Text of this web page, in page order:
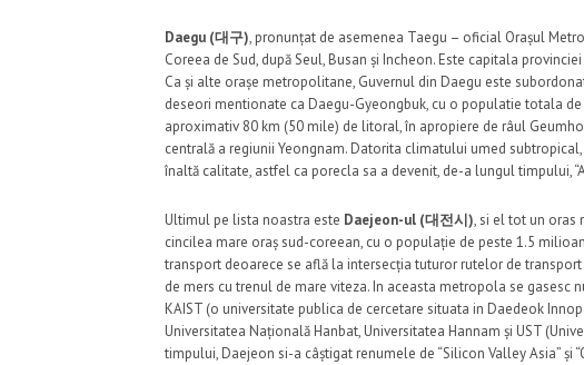
Daegu (대구), pronunțat de asemenea Taegu – oficial Orașul
Coreea de Sud, după Seul, Busan și Incheon. Este capitala
Ca și alte orașe metropolitane, Guvernul din Daegu este
deseori mentionate ca Daegu-Gyeongbuk, cu o populatie totala
aproximativ 80 km (50 mile) de litoral, în apropiere de râul
centrală a regiunii Yeongnam. Datorita climatului umed
înaltă calitate, astfel ca porecla sa a devenit, de-a lungul timpului,
Ultimul pe lista noastra este Daejeon-ul (대전시), si el tot un oras
cincilea mare oraș sud-coreean, cu o populație de peste 1.5
transport deoarece se află la intersecția tuturor rutelor de
de mers cu trenul de mare viteza. In aceasta metropola se gasesc
KAIST (o universitate publica de cercetare situata in Daedeok
Universitatea Națională Hanbat, Universitatea Hannam și UST
timpului, Daejeon si-a câștigat renumele de “Silicon Valley Asia” și